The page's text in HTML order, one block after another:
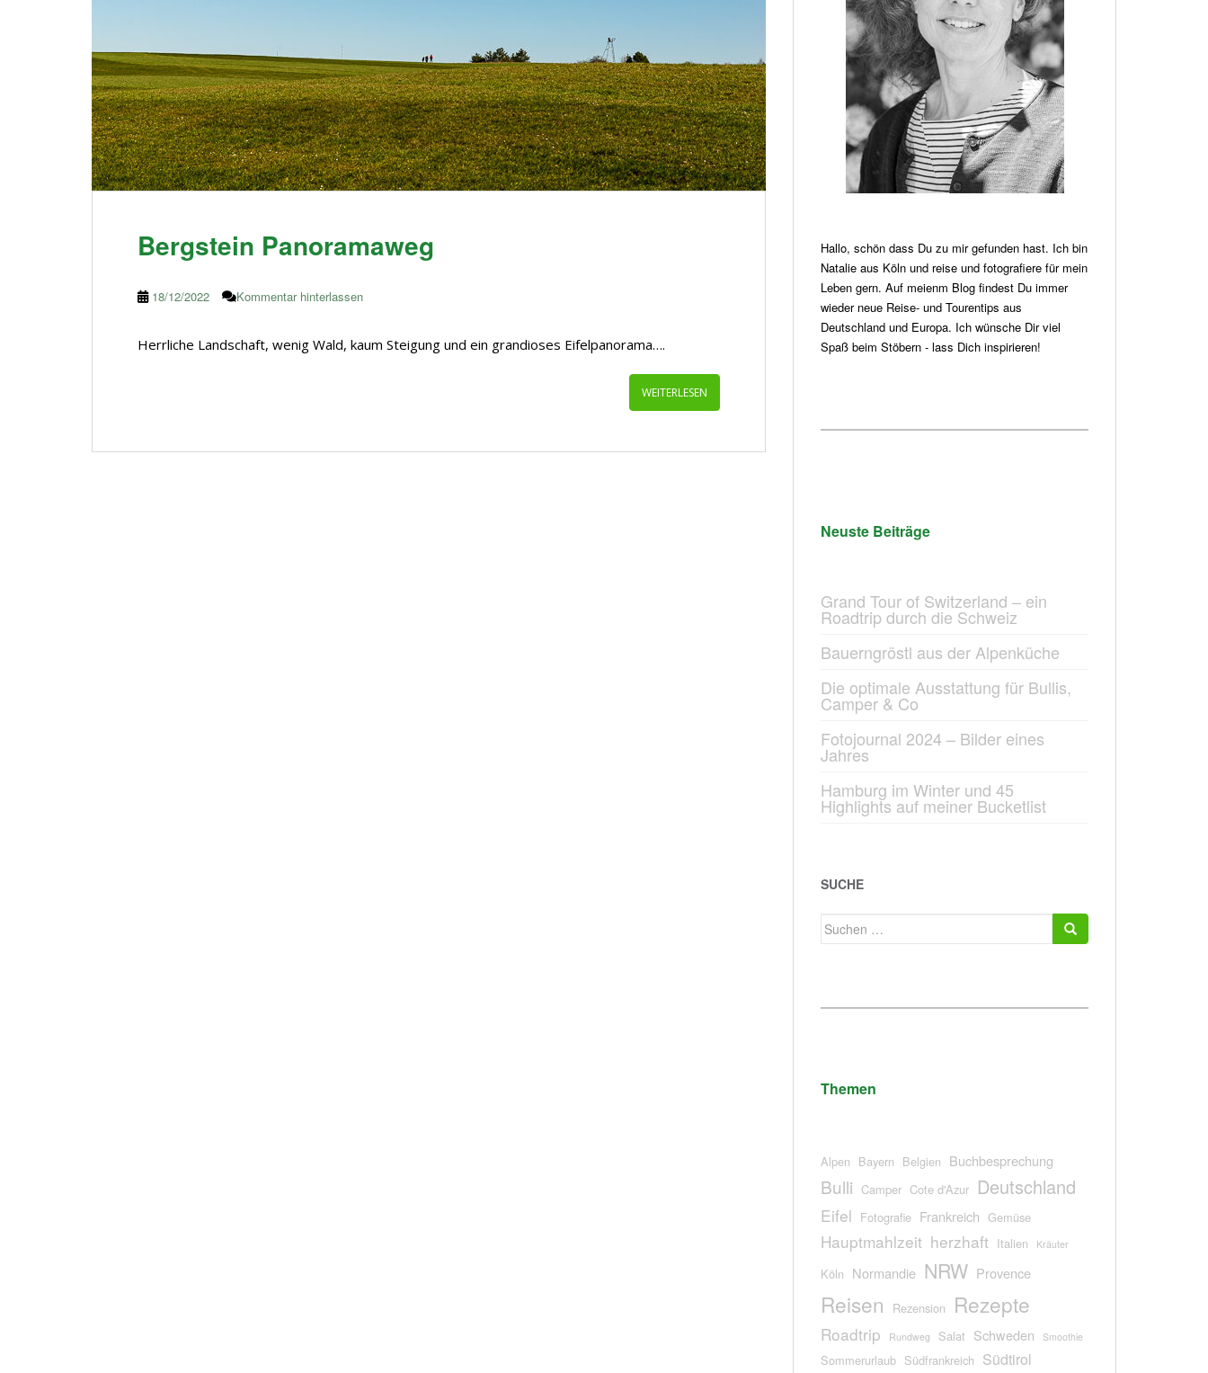
Bergstein Panoramaweg
18/12/2022 Kommentar hinterlassen
Herrliche Landschaft, wenig Wald, kaum Steigung und ein grandioses Eifelpanorama….
WEITERLESEN
Hallo, schön dass Du zu mir gefunden hast. Ich bin
Natalie aus Köln und reise und fotografiere für mein
Leben gern. Auf meienm Blog findest Du immer
wieder neue Reise- und Tourentips aus
Deutschland und Europa. Ich wünsche Dir viel
Spaß beim Stöbern - lass Dich inspirieren!
Neuste Beiträge
Grand Tour of Switzerland – ein
Roadtrip durch die Schweiz
Bauerngröstl aus der Alpenküche
Die optimale Ausstattung für Bullis,
Camper & Co
Fotojournal 2024 – Bilder eines
Jahres
Hamburg im Winter und 45
Highlights auf meiner Bucketlist
SUCHE
Suchen
Themen
Alpen Bayern Belgien Buchbesprechung
Bulli Camper Cote d'Azur Deutschland
Eifel Fotografie Frankreich Gemüse
Hauptmahlzeit herzhaft Italien Kräuter
Köln Normandie NRW Provence
Reisen Rezension Rezepte
Roadtrip Rundweg Salat Schweden Smoothie
Sommerurlaub Südfrankreich Südtirol